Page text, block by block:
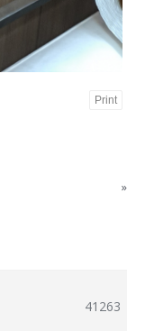
Print
»
41263